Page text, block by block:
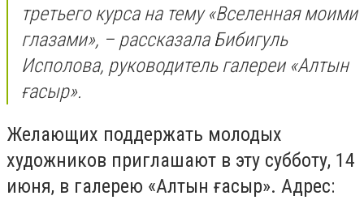
третьего курса на тему «Вселенная моими
глазами», – рассказала Бибигуль
Исполова, руководитель галереи «Алтын
ғасыр».
Желающих поддержать молодых
художников приглашают в эту субботу, 14
июня, в галерею «Алтын ғасыр». Адрес: